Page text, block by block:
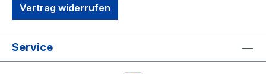
Vertrag widerrufen
Service